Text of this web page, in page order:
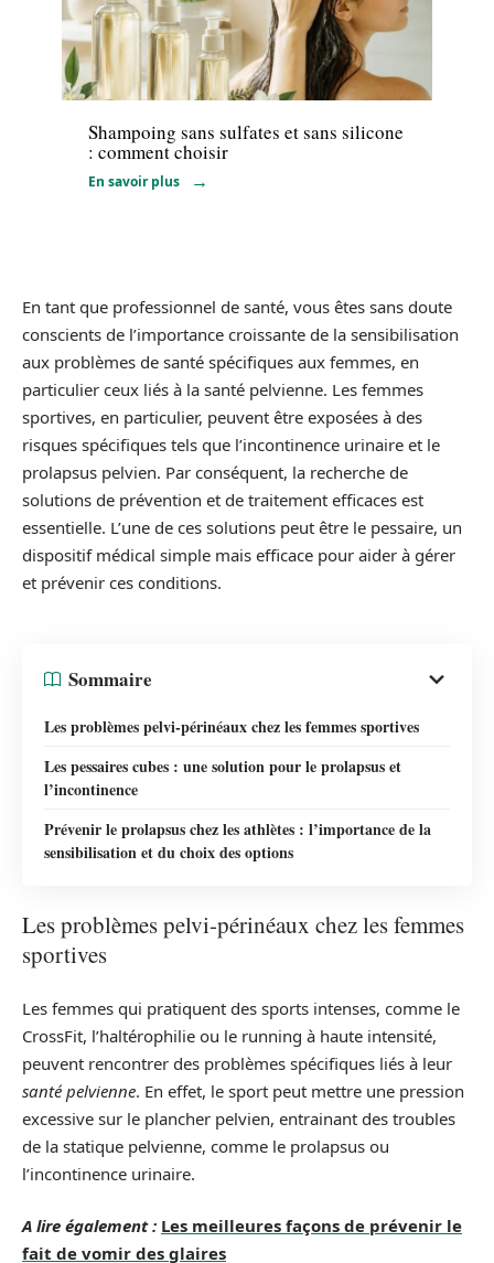
Bien-être
Shampoing sans sulfates et sans silicone
: comment choisir
En savoir plus
En tant que professionnel de santé, vous êtes sans doute
conscients de l’importance croissante de la sensibilisation
aux problèmes de santé spécifiques aux femmes, en
particulier ceux liés à la santé pelvienne. Les femmes
sportives, en particulier, peuvent être exposées à des
risques spécifiques tels que l’incontinence urinaire et le
prolapsus pelvien. Par conséquent, la recherche de
solutions de prévention et de traitement efficaces est
essentielle. L’une de ces solutions peut être le pessaire, un
dispositif médical simple mais efficace pour aider à gérer
et prévenir ces conditions.
Sommaire
Les problèmes pelvi-périnéaux chez les femmes sportives
Les pessaires cubes : une solution pour le prolapsus et
l’incontinence
Prévenir le prolapsus chez les athlètes : l’importance de la
sensibilisation et du choix des options
Les problèmes pelvi-périnéaux chez les femmes
sportives
Les femmes qui pratiquent des sports intenses, comme le
CrossFit, l’haltérophilie ou le running à haute intensité,
peuvent rencontrer des problèmes spécifiques liés à leur
santé pelvienne. En effet, le sport peut mettre une pression
excessive sur le plancher pelvien, entrainant des troubles
de la statique pelvienne, comme le prolapsus ou
l’incontinence urinaire.
A lire également : Les meilleures façons de prévenir le
fait de vomir des glaires